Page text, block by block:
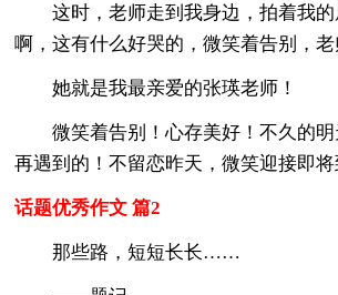
这时，老师走到我身边，拍着我的
啊，这有什么好哭的，微笑着告别，
她就是我最亲爱的张瑛老师！
微笑着告别！心存美好！不久的明
再遇到的！不留恋昨天，微笑迎接即将
话题优秀作文 篇2
那些路，短短长长……